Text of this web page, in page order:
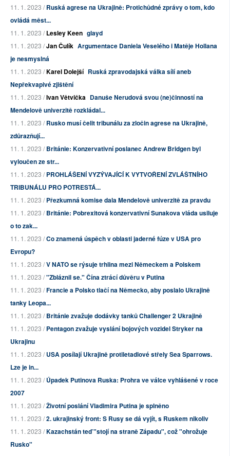
11. 1. 2023 /Ruská agrese na Ukrajině: Protichůdné zprávy o tom, kdo
ovládá měst...
11. 1. 2023 /Lesley Keen glayd
11. 1. 2023 /Jan Čulík Argumentace Daniela Veselého i Matěje Hollana
je nesmyslná
11. 1. 2023 /Karel Dolejší Ruská zpravodajská válka sílí aneb
Nepřekvapivé zjištění
11. 1. 2023 /Ivan Větvička Danuše Nerudová svou (ne)činností na
Mendelově univerzitě rozkládal...
11. 1. 2023 /Rusko musí čelit tribunálu za zločin agrese na Ukrajině,
zdůrazňují...
11. 1. 2023 /Británie: Konzervativní poslanec Andrew Bridgen byl
vyloučen ze str...
11. 1. 2023 /PROHLÁŠENÍ VYZÝVAJÍCÍ K VYTVOŘENÍ ZVLÁŠTNÍHO
TRIBUNÁLU PRO POTRESTÁ...
11. 1. 2023 /Přezkumná komise dala Mendelově univerzitě za pravdu
11. 1. 2023 /Británie: Pobrexitová konzervativní Sunakova vláda usiluje
o to zak...
11. 1. 2023 /Co znamená úspěch v oblasti jaderné fúze v USA pro
Evropu?
11. 1. 2023 /V NATO se rýsuje trhlina mezi Německem a Polskem
11. 1. 2023 /"Zbláznil se." Čína ztrácí důvěru v Putina
11. 1. 2023 /Francie a Polsko tlačí na Německo, aby poslalo Ukrajině
tanky Leopa...
11. 1. 2023 /Británie zvažuje dodávky tanků Challenger 2 Ukrajině
11. 1. 2023 /Pentagon zvažuje vyslání bojových vozidel Stryker na
Ukrajinu
11. 1. 2023 /USA posílají Ukrajině protiletadlové střely Sea Sparrows.
Lze je in...
11. 1. 2023 /Úpadek Putinova Ruska: Prohra ve válce vyhlášené v roce
2007
11. 1. 2023 /Životní poslání Vladimira Putina je splněno
11. 1. 2023 /2. ukrajinský front: S Rusy se dá vyjít, s Ruskem nikoliv
11. 1. 2023 /Kazachstán teď "stojí na straně Západu", což "ohrožuje
Rusko"